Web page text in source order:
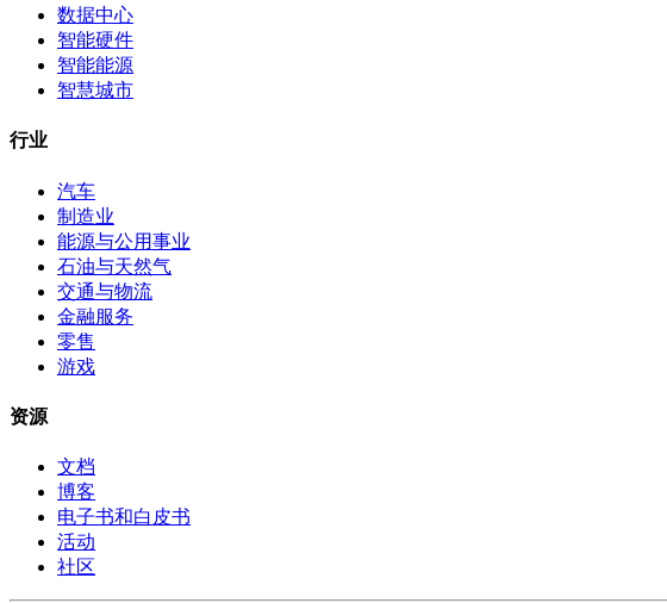
数据中心
智能硬件
智能能源
智慧城市
行业
汽车
制造业
能源与公用事业
石油与天然气
交通与物流
金融服务
零售
游戏
资源
文档
博客
电子书和白皮书
活动
社区